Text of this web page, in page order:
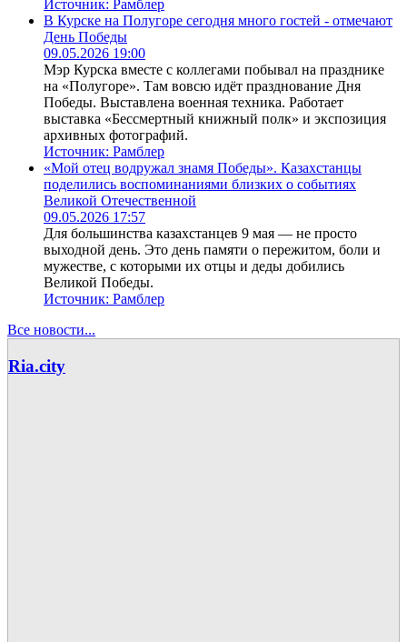
Источник: Рамблер
В Курске на Полугоре сегодня много гостей - отмечают
День Победы
09.05.2026 19:00
Мэр Курска вместе с коллегами побывал на празднике
на «Полугоре». Там вовсю идёт празднование Дня
Победы. Выставлена военная техника. Работает
выставка «Бессмертный книжный полк» и экспозиция
архивных фотографий.
Источник: Рамблер
«Мой отец водружал знамя Победы». Казахстанцы
поделились воспоминаниями близких о событиях
Великой Отечественной
09.05.2026 17:57
Для большинства казахстанцев 9 мая — не просто
выходной день. Это день памяти о пережитом, боли и
мужестве, с которыми их отцы и деды добились
Великой Победы.
Источник: Рамблер
Все новости...
Ria.city